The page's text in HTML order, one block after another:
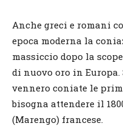
Anche greci e romani
epoca moderna la
massiccio dopo la
di nuovo oro in
vennero coniate le
bisogna attendere il
(Marengo) francese.